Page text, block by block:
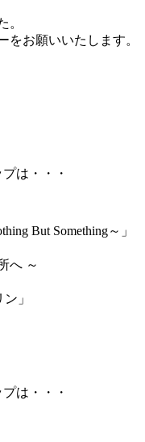
。
お願いいたします。
は・・・
But Something～」
へ ～
」
は・・・